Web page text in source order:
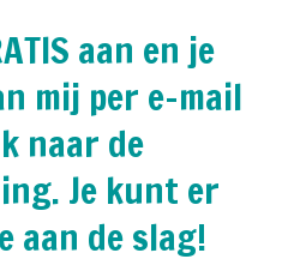
aan en je
mij per e-mail
naar de
Je kunt er
aan de slag!